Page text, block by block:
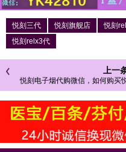
悦刻三代 悦刻旗舰店 悦刻
悦刻relx3代
上一
悦刻电子烟代购微信，如何购买